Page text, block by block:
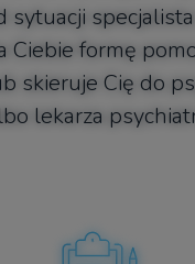
sytuacji
Ciebie formę
skieruje Cię do
lekarza